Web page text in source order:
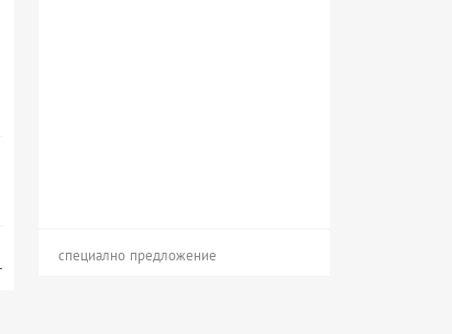
специално предложение